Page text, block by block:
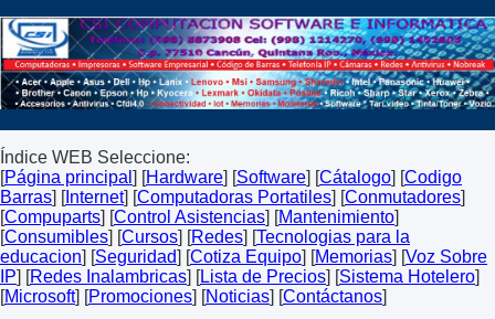
Índice WEB Seleccione:
[Página principal ] [Hardware] [Software] [Cátalogo] [Codigo
Barras] [Internet] [Computadoras Portatiles] [Conmutadores]
[Compuparts] [Control Asistencias] [Mantenimiento]
[Consumibles] [Cursos] [Redes] [Tecnologias para la
educacion] [Seguridad] [Cotiza Equipo] [Memorias] [Voz Sobre
IP] [Redes Inalambricas] [Lista de Precios] [Sistema Hotelero]
[Microsoft] [Promociones] [Noticias] [Contáctanos]